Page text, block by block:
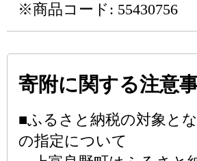
※商品コード: 55430756
寄附に関する注意
■ふるさと納税の対象と
の指定について